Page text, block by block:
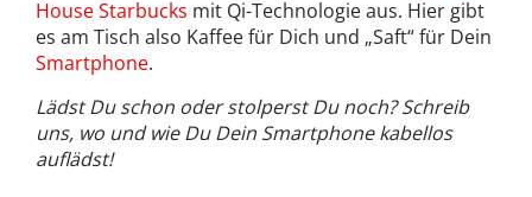
House Starbucks mit Qi-Technologie aus. Hier gibt
es am Tisch also Kaffee für Dich und „Saft“ für Dein
Smartphone.
Lädst Du schon oder stolperst Du noch? Schreib
uns, wo und wie Du Dein Smartphone kabellos
auflädst!